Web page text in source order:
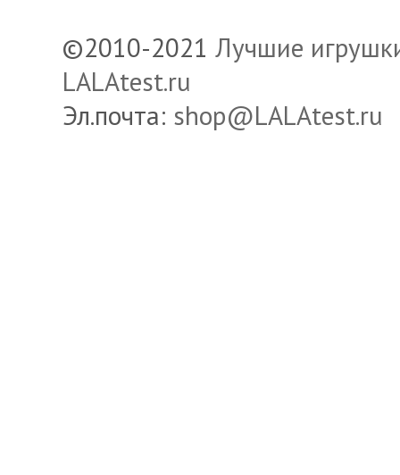
©2010-2021 Лучшие
LALAtest.ru
Эл.почта: shop@LALAtest.ru